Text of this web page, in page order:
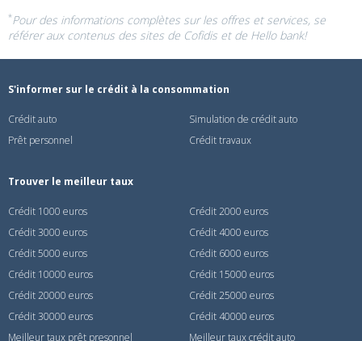
*Pour des informations complètes sur les offres et services, se
référer aux contenus des sites de Cofidis et de Hello bank!
S'informer sur le crédit à la consommation
Crédit auto
Simulation de crédit auto
Prêt personnel
Crédit travaux
Trouver le meilleur taux
Crédit 1000 euros
Crédit 2000 euros
Crédit 3000 euros
Crédit 4000 euros
Crédit 5000 euros
Crédit 6000 euros
Crédit 10000 euros
Crédit 15000 euros
Crédit 20000 euros
Crédit 25000 euros
Crédit 30000 euros
Crédit 40000 euros
Meilleur taux prêt presonnel
Meilleur taux crédit auto